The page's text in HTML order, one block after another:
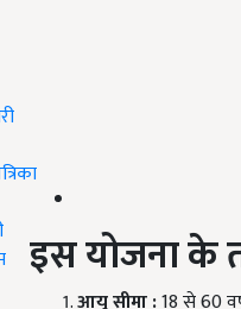
इस योजना के
आयु सीमा:18 से 60